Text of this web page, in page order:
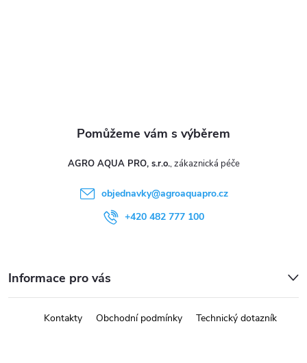
AGRO AQUA PRO, s.r.o.
objednavky@agroaquapro.cz
+420 482 777 100
Informace pro vás
Kontakty Obchodní podmínky Technický dotazník